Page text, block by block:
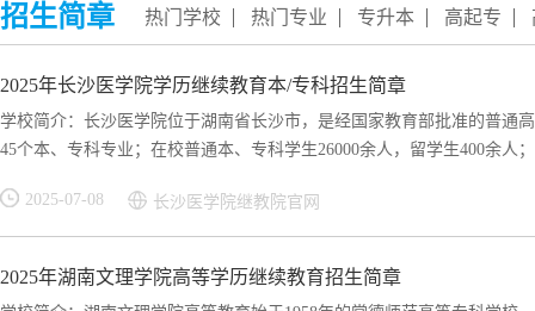
招生简章 热门学校 热门专业 专升本 高起专
2025年长沙医学院学历继续教育本/专科招生简章
学校简介：长沙医学院位于湖南省长沙市，是经国家教育部批准的普通
45个本、专科专业；在校普通本、专科学生26000余人，留学生400余人
2025-07-08 长沙医学院继教院官网
2025年湖南文理学院高等学历继续教育招生简章